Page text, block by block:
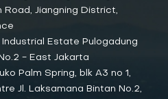
Road, Jiangning District,
Estate Pulogadung
- East Jakarta
Palm Spring, blk A3 no 1,
Jl. Laksamana Bintan No.2,